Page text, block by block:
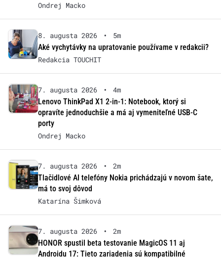
Ondrej Macko
8. augusta 2026 •
5m
Aké vychytávky na upratovanie používame v redakcii?
Redakcia TOUCHIT
7. augusta 2026 •
4m
Lenovo ThinkPad X1 2-in-1: Notebook, ktorý si
opravíte jednoduchšie a má aj vymeniteľné USB-C
porty
Ondrej Macko
7. augusta 2026 •
2m
Tlačidlové AI telefóny Nokia prichádzajú v novom šate,
má to svoj dôvod
Katarína Šimková
7. augusta 2026 •
2m
HONOR spustil beta testovanie MagicOS 11 aj
Androidu 17: Tieto zariadenia sú kompatibilné